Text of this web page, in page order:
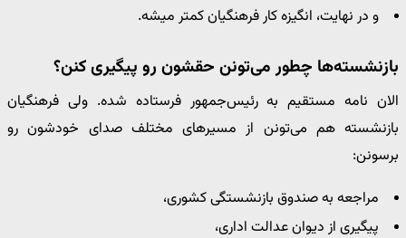
و در نهایت، انگیزه کار فرهنگیان کمتر میشه.
بازنشسته‌ها چطور می‌تونن حقشون رو پیگیری کنن؟
الان نامه مستقیم به رئیس‌جمهور فرستاده شده. ولی فرهنگیان
بازنشسته هم می‌تونن از مسیرهای مختلف صدای خودشون رو
برسونن:
مراجعه به صندوق بازنشستگی کشوری،
پیگیری از دیوان عدالت اداری،